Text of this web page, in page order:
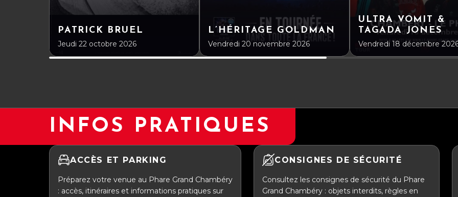
PATRICK BRUEL
Jeudi 22 octobre 2026
L’HÉRITAGE GOLDMAN
Vendredi 20 novembre 2026
ULTRA VOMIT &
TAGADA JONES
Vendredi 18 décembre
INFOS PRATIQUES
ACCÈS ET PARKING
Préparez votre venue au Phare Grand Chambéry
: accès, itinéraires et informations pratiques sur
CONSIGNES DE SÉCURITÉ
Consultez les consignes de sécurité du Phare
Grand Chambéry : objets interdits, règles en